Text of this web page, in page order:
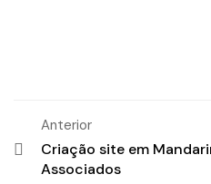
Anterior
Criação site em
Associados